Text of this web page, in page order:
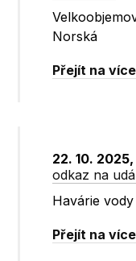
Norská
Přejít na
22. 10.
odkaz na
Havárie vody
Přejít na